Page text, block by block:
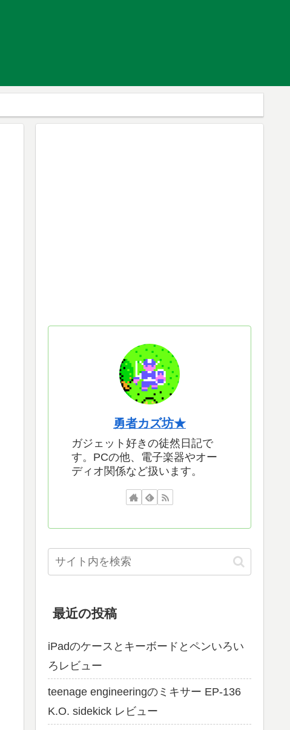
勇者カズ坊★
ガジェット好きの徒然日記で
す。PCの他、電子楽器やオー
ディオ関係など扱います。
最近の投稿
iPadのケースとキーボードとペンいろい
ろレビュー
teenage engineeringのミキサー EP-136
K.O. sidekick レビュー